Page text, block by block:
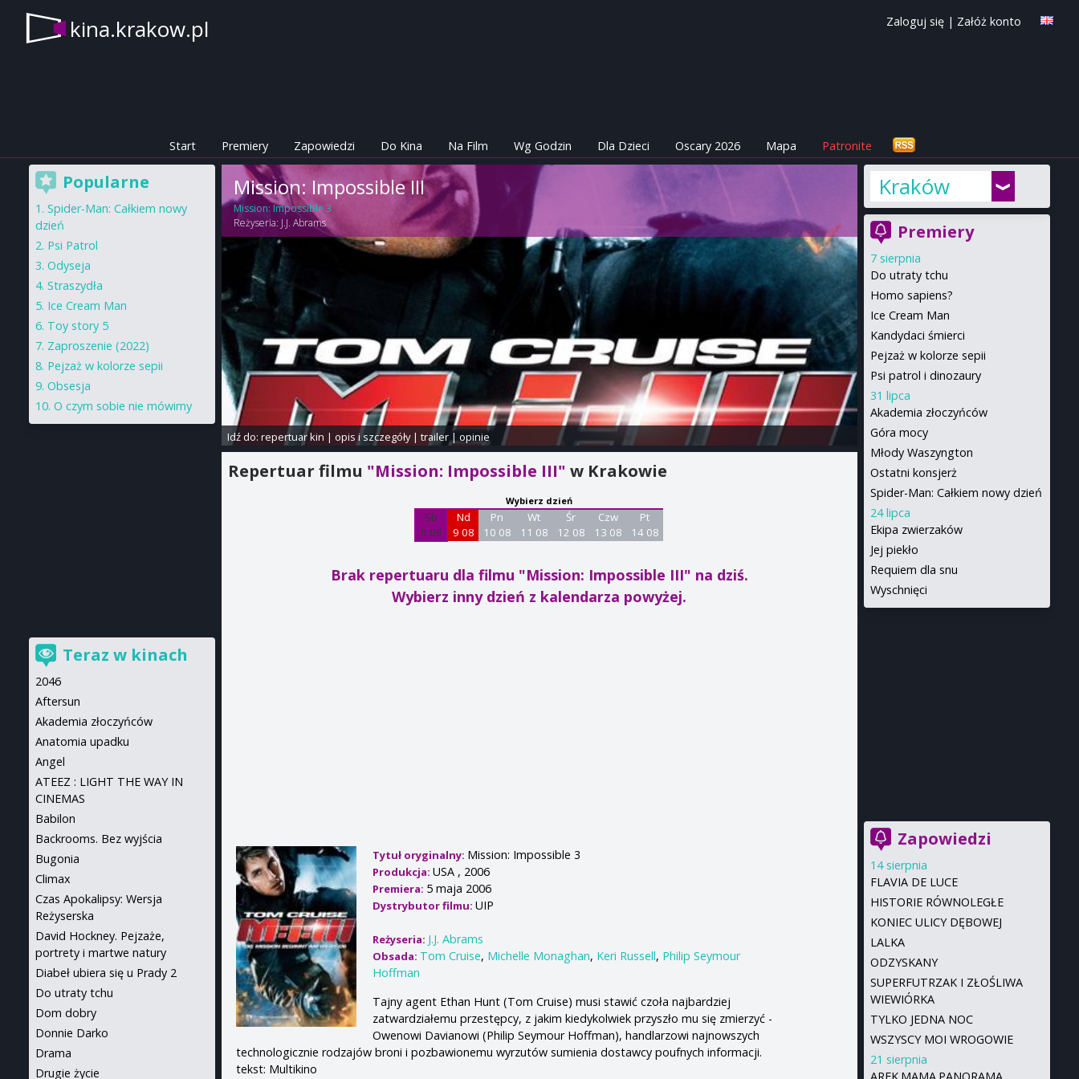
kina.krakow.pl Zaloguj się | Załóż konto
Start Premiery Zapowiedzi Do Kina Na Film Wg Godzin Dla Dzieci Oscary 2026 Mapa Patronite
Mission: Impossible III
Mission: Impossible 3
Reżyseria: J.J. Abrams
Idź do: repertuar kin | opis i szczegóły| trailer| opinie
Repertuar filmu "Mission: Impossible III"w Krakowie
Wybierz dzień
Sb
8 08
Nd
9 08
Pn
10 08
Wt
11 08
Śr
12 08
Czw
13 08
Pt
14 08
Brak repertuaru dla filmu "Mission: Impossible III" na dziś.
Wybierz inny dzień z kalendarza powyżej.
Tytuł oryginalny: Mission: Impossible 3
Produkcja:USA , 2006
Premiera: 5 maja 2006
Dystrybutor filmu:UIP
Reżyseria: J.J. Abrams
Obsada: Tom Cruise, Michelle Monaghan, Keri Russell, Philip Seymour
Hoffman
Tajny agent Ethan Hunt (Tom Cruise) musi stawić czoła najbardziej
zatwardziałemu przestępcy, z jakim kiedykolwiek przyszło mu się zmierzyć -
Owenowi Davianowi (Philip Seymour Hoffman), handlarzowi najnowszych
technologicznie rodzajów broni i pozbawionemu wyrzutów sumienia dostawcy poufnych informacji.
tekst: Multikino
Kraków
Premiery
7 sierpnia
Do utraty tchu
Homo sapiens?
Ice Cream Man
Kandydaci śmierci
Pejzaż w kolorze sepii
Psi patrol i dinozaury
31 lipca
Akademia złoczyńców
Góra mocy
Młody Waszyngton
Ostatni konsjerż
Spider-Man: Całkiem nowy dzień
24 lipca
Ekipa zwierzaków
Jej piekło
Requiem dla snu
Wyschnięci
Zapowiedzi
14 sierpnia
FLAVIA DE LUCE
HISTORIE RÓWNOLEGŁE
KONIEC ULICY DĘBOWEJ
LALKA
ODZYSKANY
SUPERFUTRZAK I ZŁOŚLIWA
WIEWIÓRKA
TYLKO JEDNA NOC
WSZYSCY MOI WROGOWIE
21 sierpnia
Popularne
Spider-Man: Całkiem nowy
dzień
Psi Patrol
Odyseja
Straszydła
Ice Cream Man
Toy story 5
Zaproszenie (2022)
Pejzaż w kolorze sepii
Obsesja
O czym sobie nie mówimy
Teraz w kinach
2046
Aftersun
Akademia złoczyńców
Anatomia upadku
Angel
ATEEZ : LIGHT THE WAY IN
CINEMAS
Babilon
Backrooms. Bez wyjścia
Bugonia
Climax
Czas Apokalipsy: Wersja
Reżyserska
David Hockney. Pejzaże,
portrety i martwe natury
Diabeł ubiera się u Prady 2
Do utraty tchu
Dom dobry
Donnie Darko
Drama
Drugie życie